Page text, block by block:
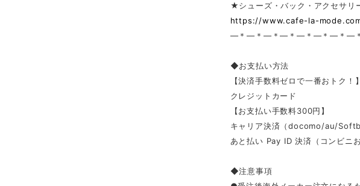
★シューズ・バック・アクセサ
https://www.cafe-la-
—＊—＊—＊—＊—＊—＊—＊—
◆お支払い方法
【決済手数料ゼロで一番おトク！】
クレジットカード
【お支払い手数料300円】
キャリア決済（docomo/au/
あと払い Pay ID 決済（コンビニお
◆注意事項